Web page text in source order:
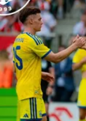
Шевченко.
Сборная
18 мая 2026
объявлен
футболу. На